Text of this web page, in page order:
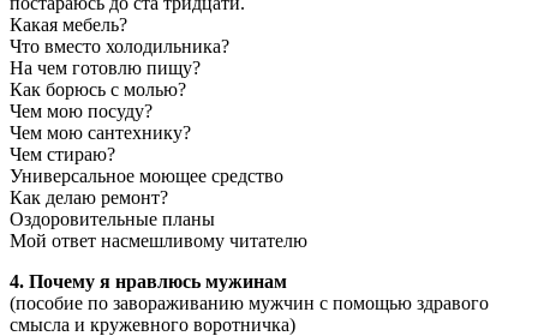
Какая мебель?
Что вместо холодильника?
На чем готовлю пищу?
Как борюсь с молью?
Чем мою посуду?
Чем мою сантехнику?
Чем стираю?
Универсальное моющее средство
Как делаю ремонт?
Оздоровительные планы
Мой ответ насмешливому читателю
4. Почему я нравлюсь мужинам
(пособие по завораживанию мужчин с помощью здравого
смысла и кружевного воротничка)